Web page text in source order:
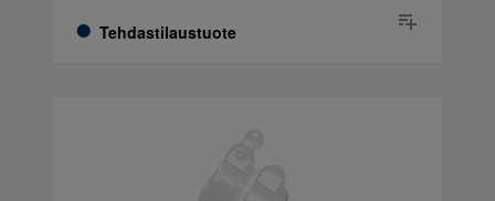
Tehdastilaustuote